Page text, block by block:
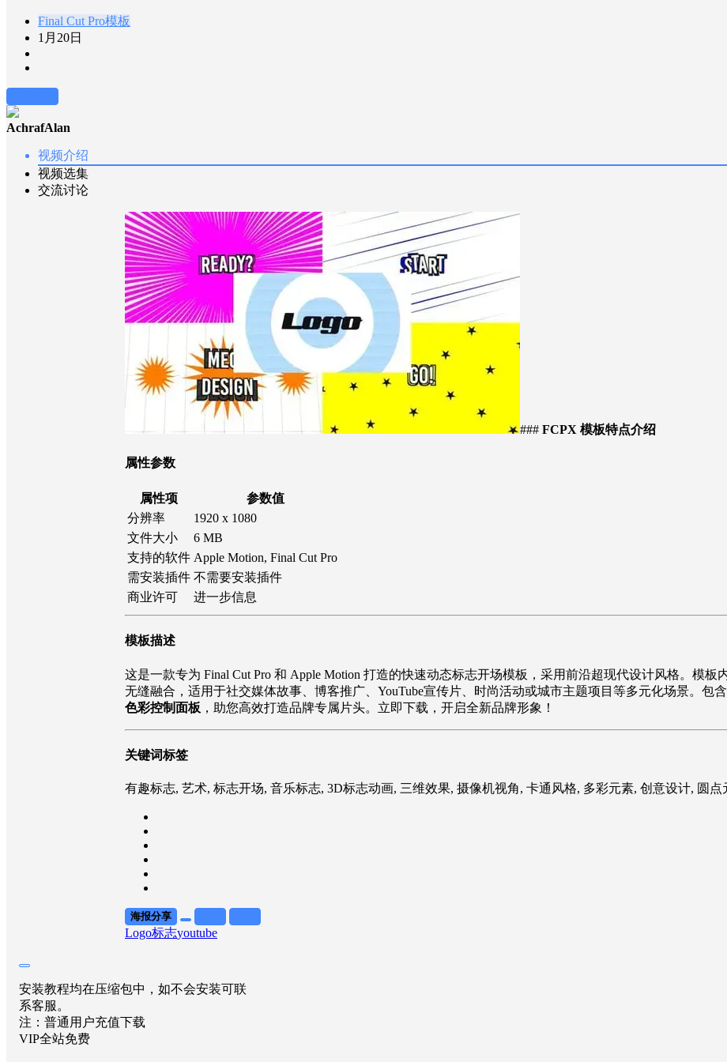
Final Cut Pro模板
1月20日
AchrafAlan
视频介绍
视频选集
交流讨论
### FCPX 模板特点介绍
属性参数
属性项
参数值
分辨率
1920 x 1080
文件大小
6 MB
支持的软件 Apple Motion, Final Cut Pro
需安装插件 不需要安装插件
商业许可
进一步信息
模板描述
这是一款专为 Final Cut Pro 和 Apple Motion 打造的快速动态标志开场模板，采用前沿超现代设计风格。模
无缝融合，适用于社交媒体故事、博客推广、YouTube宣传片、时尚活动或城市主题项目等多元化场景。包含
色彩控制面板 ，助您高效打造品牌专属片头。立即下载，开启全新品牌形象！
关键词标签
有趣标志, 艺术, 标志开场, 音乐标志, 3D标志动画, 三维效果, 摄像机视角, 卡通风格, 多彩元素, 创意设计, 圆点
海报分享
Logo标志youtube
安装教程均在压缩包中，如不会安装可联
系客服。
注：普通用户充值下载
VIP全站免费